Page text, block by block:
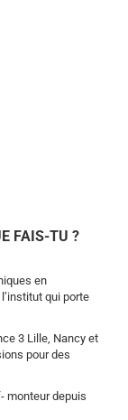
FAIS-TU ?
en
qui porte
3 Lille, Nancy et
pour des
monteur depuis